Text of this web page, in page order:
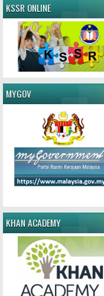
KSSR ONLINE
MYGOV
KHAN ACADEMY